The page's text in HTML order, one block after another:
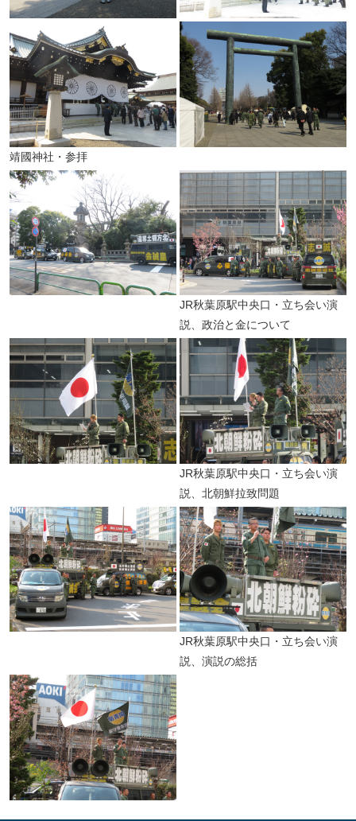
靖國神社・参拝
JR秋葉原駅中央口・立ち会い演
説、政治と金について
JR秋葉原駅中央口・立ち会い演
説、北朝鮮拉致問題
JR秋葉原駅中央口・立ち会い演
説、演説の総括